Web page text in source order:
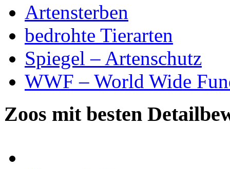
Artensterben
bedrohte Tierarten
Spiegel – Artenschutz
WWF – World Wide
Zoos mit besten